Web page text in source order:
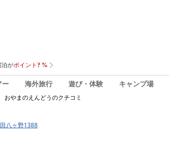
ー 海外旅行 遊び・体験 キャンプ場
やまのえんどうのクチコミ
八ヶ野1388